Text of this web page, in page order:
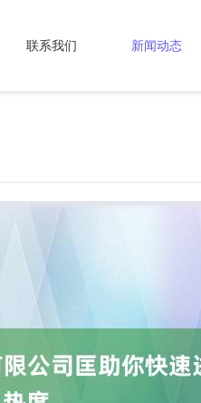
联系我们 新闻动态